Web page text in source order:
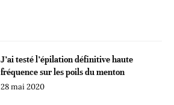
J’ai testé l’épilation définitive haute
fréquence sur les poils du menton
28 mai 2020